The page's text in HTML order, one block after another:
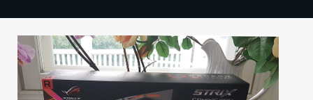
TECHBBS
TIETOA
HINTA.FI